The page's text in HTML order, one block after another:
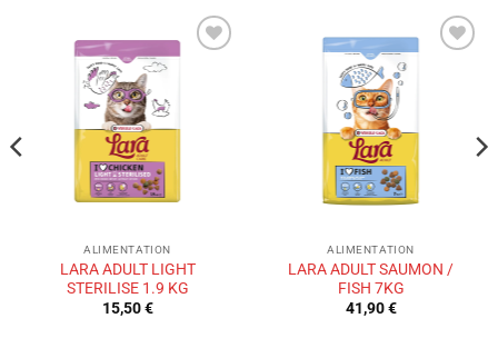
ALIMENTATION
LARA ADULT LIGHT
STERILISE 1.9 KG
15,50€
ALIMENTATION
LARA ADULT SAUMON /
FISH 7KG
41,90€